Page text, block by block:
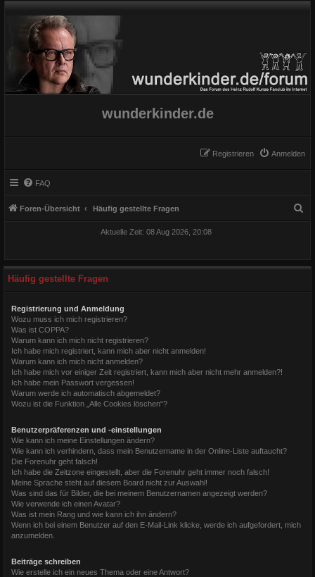
wunderkinder.de
Anmelden
Registrieren
FAQ
Foren-Übersicht Häufig gestellte Fragen
Aktuelle Zeit: 08 Aug 2026, 20:08
Häufig gestellte Fragen
Registrierung und Anmeldung
Wozu muss ich mich registrieren?
Was ist COPPA?
Warum kann ich mich nicht registrieren?
Ich habe mich registriert, kann mich aber nicht anmelden!
Warum kann ich mich nicht anmelden?
Ich habe mich vor einiger Zeit registriert, kann mich aber nicht mehr anmelden?!
Ich habe mein Passwort vergessen!
Warum werde ich automatisch abgemeldet?
Wozu ist die Funktion „Alle Cookies löschen“?
Benutzerpräferenzen und -einstellungen
Wie kann ich meine Einstellungen ändern?
Wie kann ich verhindern, dass mein Benutzername in der Online-Liste auftaucht?
Die Forenuhr geht falsch!
Ich habe die Zeitzone eingestellt, aber die Forenuhr geht immer noch falsch!
Meine Sprache steht auf diesem Board nicht zur Auswahl!
Was sind das für Bilder, die bei meinem Benutzernamen angezeigt werden?
Wie verwende ich einen Avatar?
Was ist mein Rang und wie kann ich ihn ändern?
Wenn ich bei einem Benutzer auf den E-Mail-Link klicke, werde ich aufgefordert, mich
anzumelden.
Beiträge schreiben
Wie erstelle ich ein neues Thema oder eine Antwort?